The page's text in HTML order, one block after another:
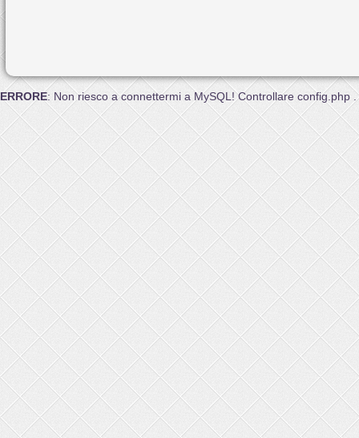
ERRORE: Non riesco a connettermi a MySQL! Controllare config.php .